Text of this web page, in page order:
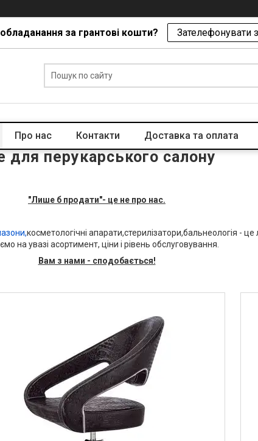
за грантові кошти? Зателефонувати
Про нас Контакти Доставка та оплата
для перукарського салону
"Лише б продати"- це не про нас.
косметологічні апарати,стерилізатори,бальнеологія -
на увазі асортимент, ціни і рівень обслуговування.
Вам з нами - сподобається!